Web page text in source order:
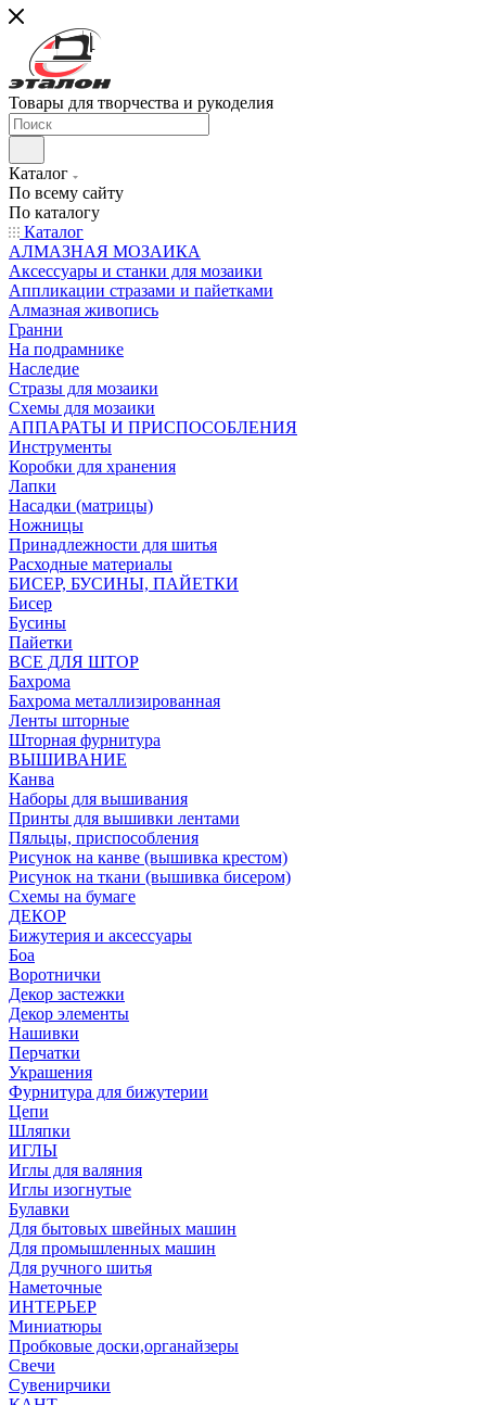
Товары для творчества и рукоделия
Каталог
По всему сайту
По каталогу
Каталог
АЛМАЗНАЯ МОЗАИКА
Аксессуары и станки для мозаики
Аппликации стразами и пайетками
Алмазная живопись
Гранни
На подрамнике
Наследие
Стразы для мозаики
Схемы для мозаики
АППАРАТЫ И ПРИСПОСОБЛЕНИЯ
Инструменты
Коробки для хранения
Лапки
Насадки (матрицы)
Ножницы
Принадлежности для шитья
Расходные материалы
БИСЕР, БУСИНЫ, ПАЙЕТКИ
Бисер
Бусины
Пайетки
ВСЕ ДЛЯ ШТОР
Бахрома
Бахрома металлизированная
Ленты шторные
Шторная фурнитура
ВЫШИВАНИЕ
Канва
Наборы для вышивания
Принты для вышивки лентами
Пяльцы, приспособления
Рисунок на канве (вышивка крестом)
Рисунок на ткани (вышивка бисером)
Схемы на бумаге
ДЕКОР
Бижутерия и аксессуары
Боа
Воротнички
Декор застежки
Декор элементы
Нашивки
Перчатки
Украшения
Фурнитура для бижутерии
Цепи
Шляпки
ИГЛЫ
Иглы для валяния
Иглы изогнутые
Булавки
Для бытовых швейных машин
Для промышленных машин
Для ручного шитья
Наметочные
ИНТЕРЬЕР
Миниатюры
Пробковые доски,органайзеры
Свечи
Сувенирчики